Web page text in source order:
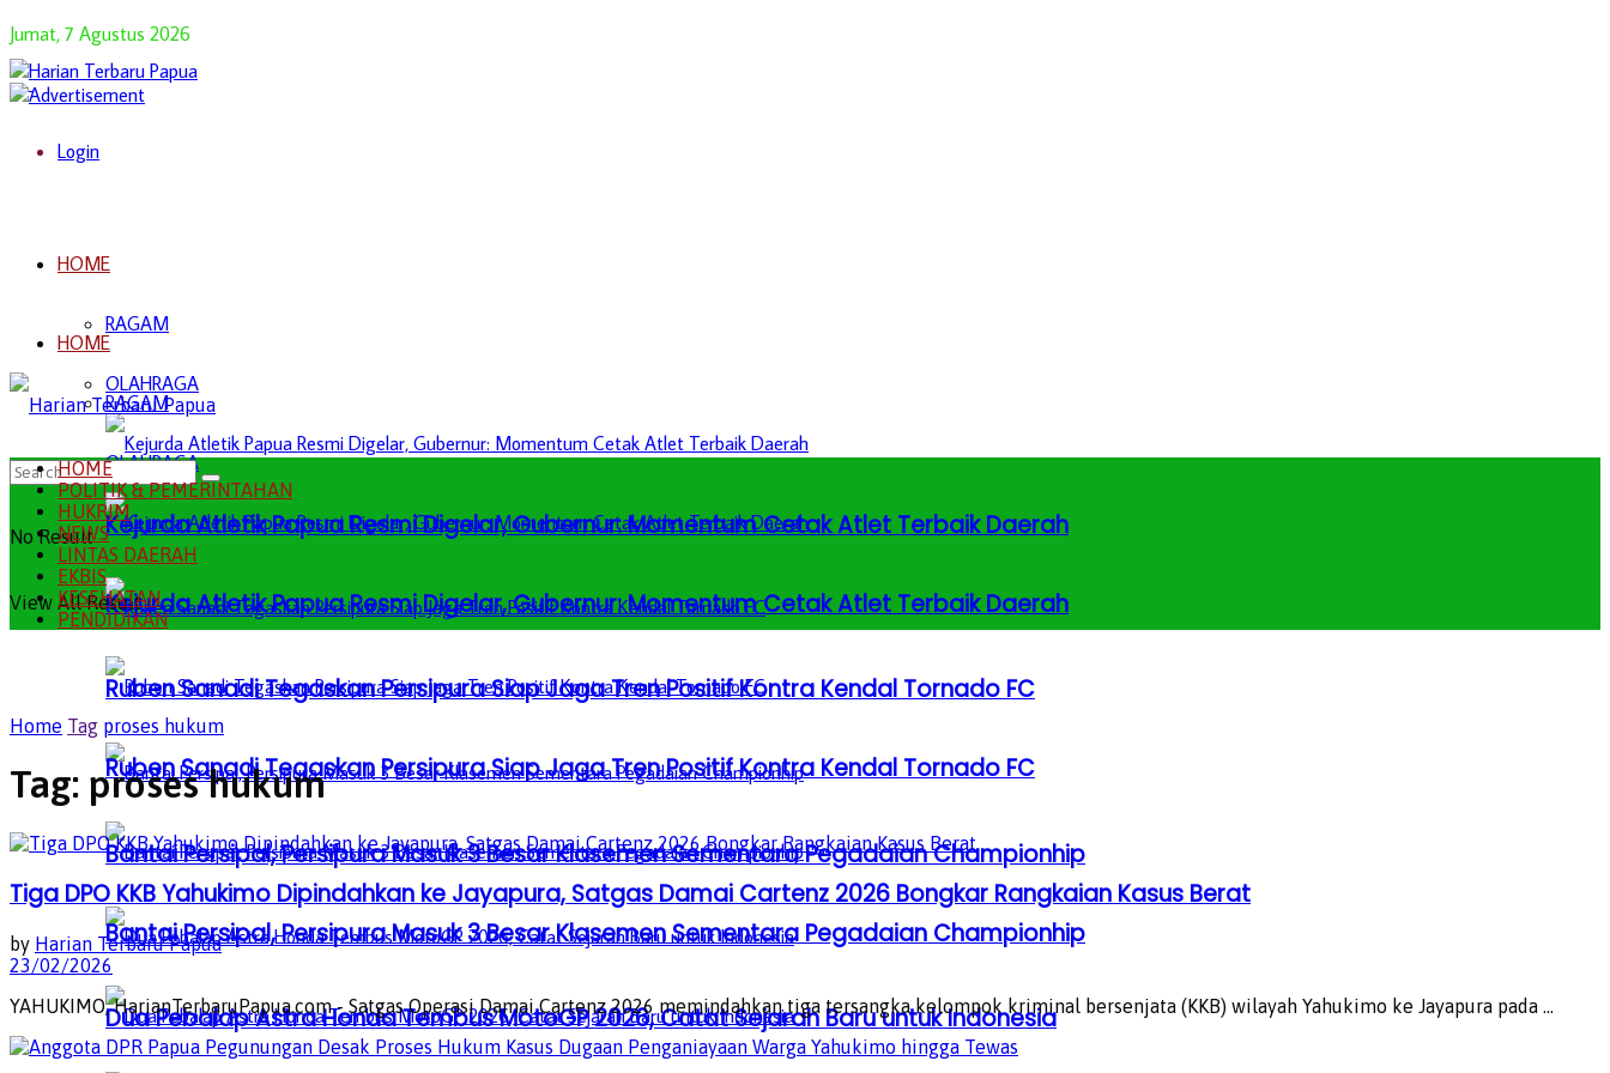
Jumat, 7 Agustus 2026
Login
HOME
RAGAM
OLAHRAGA
Kejurda Atletik Papua Resmi Digelar, Gubernur: Momentum Cetak Atlet Terbaik Daerah
Ruben Sanadi Tegaskan Persipura Siap Jaga Tren Positif Kontra Kendal Tornado FC
Bantai Persipal, Persipura Masuk 3 Besar Klasemen Sementara Pegadaian Championhip
Dua Pebalap Astra Honda Tembus MotoGP 2026, Catat Sejarah Baru untuk Indonesia
HOME
RAGAM
OLAHRAGA
Kejurda Atletik Papua Resmi Digelar, Gubernur: Momentum Cetak Atlet Terbaik Daerah
Ruben Sanadi Tegaskan Persipura Siap Jaga Tren Positif Kontra Kendal Tornado FC
Bantai Persipal, Persipura Masuk 3 Besar Klasemen Sementara Pegadaian Championhip
No Result
View All Result
HOME
POLITIK & PEMERINTAHAN
HUKRIM
NEWS
LINTAS DAERAH
EKBIS
KESEHATAN
PENDIDIKAN
Home Tag proses hukum
Tag: proses hukum
Tiga DPO KKB Yahukimo Dipindahkan ke Jayapura, Satgas Damai Cartenz 2026 Bongkar Rangkaian Kasus Berat
by Harian Terbaru Papua
23/02/2026
YAHUKIMO, HarianTerbaruPapua.com - Satgas Operasi Damai Cartenz 2026 memindahkan tiga tersangka kelompok kriminal bersenjata (KKB) wilayah Yahukimo ke Jayapura pada ...